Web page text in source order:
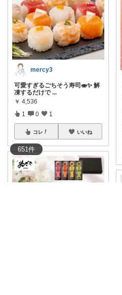
651件
mercy3
可愛すぎるごちそう寿司🍣✨ 解
凍するだけで ...
￥ 4,536
1 0 1
コレ いいね